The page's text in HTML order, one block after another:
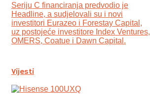
Seriju C financiranja predvodio je
Headline, a sudjelovali su i novi
investitori Eurazeo i Forestay Capital,
uz postojeće investitore Index Ventures,
OMERS, Coatue i Dawn Capital.
Vijesti